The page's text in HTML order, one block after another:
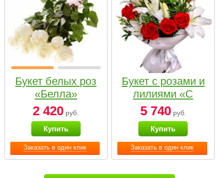
Заказать в один клик
Букет белых роз
«Белла»
2 420 руб.
Купить
Заказать в один клик
Букет с розами и
лилиями «С
наилучшими
пожеланиями»
5 740руб.
Купить